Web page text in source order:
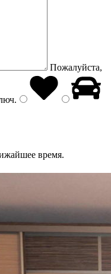
Пожалуйста,
.
время.